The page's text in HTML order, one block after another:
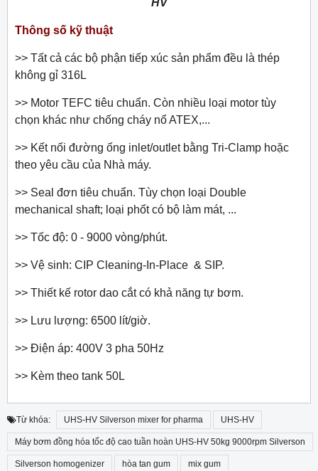
HV
Thông số kỹ thuật
>> Tất cả các bộ phận tiếp xúc sản phẩm đều là thép
không gỉ 316L
>> Motor TEFC tiêu chuẩn. Còn nhiều loại motor tùy
chọn khác như chống cháy nổ ATEX,...
>> Kết nối đường ống inlet/outlet bằng Tri-Clamp hoặc
theo yêu cầu của Nhà máy.
>> Seal đơn tiêu chuẩn. Tùy chọn loại Double
mechanical shaft; loại phốt có bộ làm mát, ...
>> Tốc độ: 0 - 9000 vòng/phút.
>> Vệ sinh: CIP Cleaning-In-Place & SIP.
>> Thiết kế rotor dao cắt có khả năng tự bơm.
>> Lưu lượng: 6500 lít/giờ.
>> Điện áp: 400V 3 pha 50Hz
>> Kèm theo tank 50L
Từ khóa: UHS-HV Silverson mixer for pharma UHS-HV
Máy bơm đồng hóa tốc độ cao tuần hoàn UHS-HV 50kg 9000rpm Silverson
Silverson homogenizer hòa tan gum mix gum